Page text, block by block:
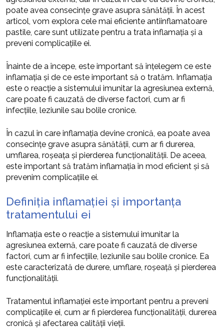
poate avea consecințe grave asupra sănătății. În acest
articol, vom explora cele mai eficiente antiinflamatoare
pastile, care sunt utilizate pentru a trata inflamația și a
preveni complicațiile ei.
Înainte de a începe, este important să înțelegem ce este
inflamația și de ce este important să o tratăm. Inflamația
este o reacție a sistemului imunitar la agresiunea externă,
care poate fi cauzată de diverse factori, cum ar fi
infecțiile, leziunile sau bolile cronice.
În cazul în care inflamația devine cronică, ea poate avea
consecințe grave asupra sănătății, cum ar fi durerea,
umflarea, roșeața și pierderea funcționalității. De aceea,
este important să tratăm inflamația în mod eficient și să
prevenim complicațiile ei.
Definiția inflamației și importanța
tratamentului ei
Inflamația este o reacție a sistemului imunitar la
agresiunea externă, care poate fi cauzată de diverse
factori, cum ar fi infecțiile, leziunile sau bolile cronice. Ea
este caracterizată de durere, umflare, roșeață și pierderea
funcționalității.
Tratamentul inflamației este important pentru a preveni
complicațiile ei, cum ar fi pierderea funcționalității, durerea
cronică și afectarea calității vieții.